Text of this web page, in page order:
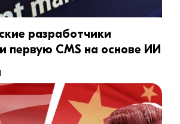
разработчики
первую CMS на основе ИИ